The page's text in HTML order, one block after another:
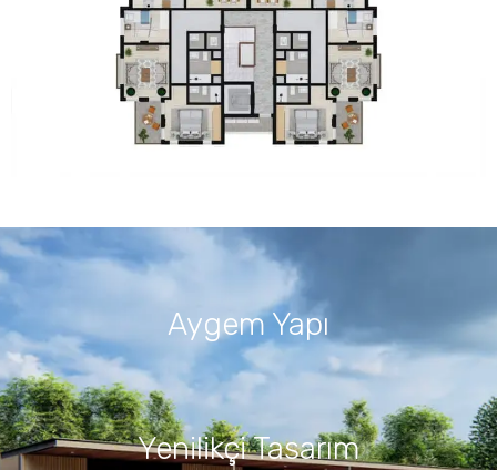
Aygem Yapı
Yenilikçi Tasarım